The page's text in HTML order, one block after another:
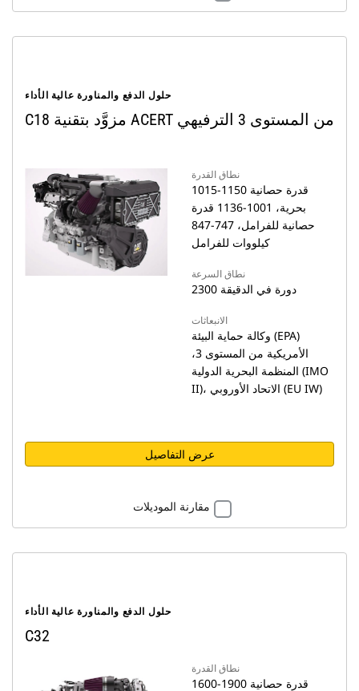
حلول الدفع والمناورة عالية الأداء
C18 مزوَّد بتقنية ACERT من المستوى 3 الترفيهي
نطاق القدرة
1015-1150 قدرة حصانية
بحرية، 1001-1136 قدرة
حصانية للفرامل، 747-847
كيلووات للفرامل
نطاق السرعة
2300 دورة في الدقيقة
الانبعاثات
وكالة حماية البيئة (EPA)
الأمريكية من المستوى 3،
المنظمة البحرية الدولية (IMO
II)، الاتحاد الأوروبي (EU IW)
عرض التفاصيل
مقارنة الموديلات
حلول الدفع والمناورة عالية الأداء
C32
نطاق القدرة
1600-1900 قدرة حصانية